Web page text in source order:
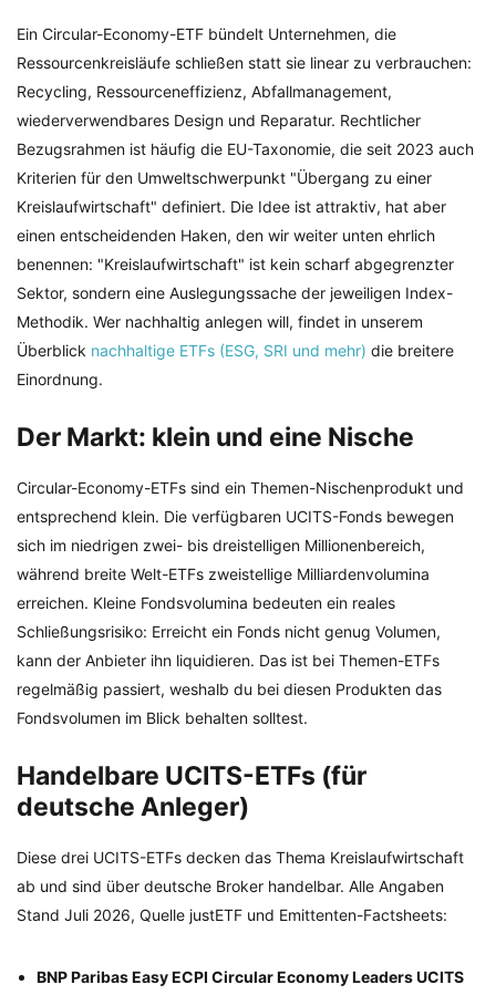
Ein Circular-Economy-ETF bündelt Unternehmen, die
Ressourcenkreisläufe schließen statt sie linear zu verbrauchen:
Recycling, Ressourceneffizienz, Abfallmanagement,
wiederverwendbares Design und Reparatur. Rechtlicher
Bezugsrahmen ist häufig die EU-Taxonomie, die seit 2023 auch
Kriterien für den Umweltschwerpunkt "Übergang zu einer
Kreislaufwirtschaft" definiert. Die Idee ist attraktiv, hat aber
einen entscheidenden Haken, den wir weiter unten ehrlich
benennen: "Kreislaufwirtschaft" ist kein scharf abgegrenzter
Sektor, sondern eine Auslegungssache der jeweiligen Index-
Methodik. Wer nachhaltig anlegen will, findet in unserem
Überblick nachhaltige ETFs (ESG, SRI und mehr) die breitere
Einordnung.
Der Markt: klein und eine Nische
Circular-Economy-ETFs sind ein Themen-Nischenprodukt und
entsprechend klein. Die verfügbaren UCITS-Fonds bewegen
sich im niedrigen zwei- bis dreistelligen Millionenbereich,
während breite Welt-ETFs zweistellige Milliardenvolumina
erreichen. Kleine Fondsvolumina bedeuten ein reales
Schließungsrisiko: Erreicht ein Fonds nicht genug Volumen,
kann der Anbieter ihn liquidieren. Das ist bei Themen-ETFs
regelmäßig passiert, weshalb du bei diesen Produkten das
Fondsvolumen im Blick behalten solltest.
Handelbare UCITS-ETFs (für
deutsche Anleger)
Diese drei UCITS-ETFs decken das Thema Kreislaufwirtschaft
ab und sind über deutsche Broker handelbar. Alle Angaben
Stand Juli 2026, Quelle justETF und Emittenten-Factsheets:
BNP Paribas Easy ECPI Circular Economy Leaders UCITS